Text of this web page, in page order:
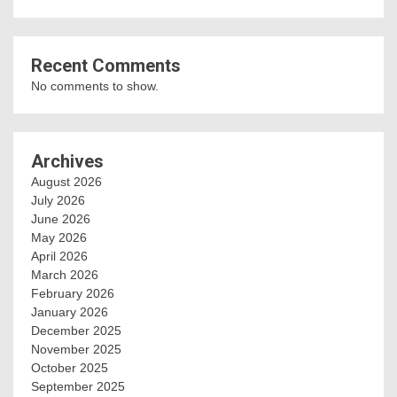
Recent Comments
No comments to show.
Archives
August 2026
July 2026
June 2026
May 2026
April 2026
March 2026
February 2026
January 2026
December 2025
November 2025
October 2025
September 2025